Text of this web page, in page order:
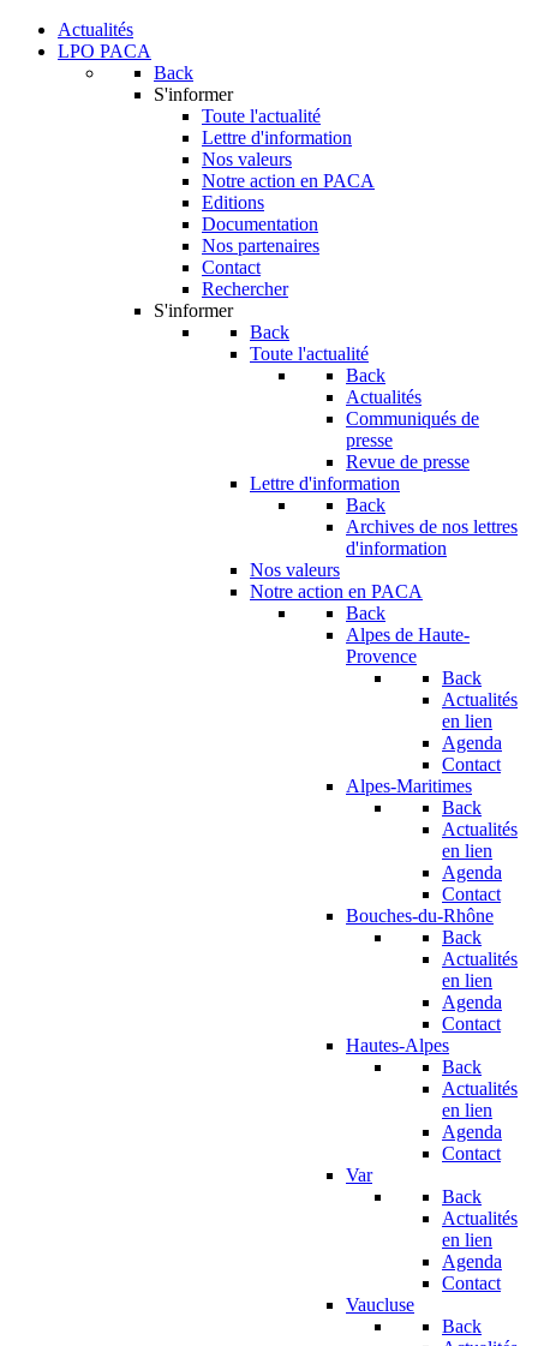
Actualités
LPO PACA
Back
S'informer
Toute l'actualité
Lettre d'information
Nos valeurs
Notre action en PACA
Editions
Documentation
Nos partenaires
Contact
Rechercher
S'informer
Back
Toute l'actualité
Back
Actualités
Communiqués de
presse
Revue de presse
Lettre d'information
Back
Archives de nos lettres
d'information
Nos valeurs
Notre action en PACA
Back
Alpes de Haute-
Provence
Back
Actualités
en lien
Agenda
Contact
Alpes-Maritimes
Back
Actualités
en lien
Agenda
Contact
Bouches-du-Rhône
Back
Actualités
en lien
Agenda
Contact
Hautes-Alpes
Back
Actualités
en lien
Agenda
Contact
Var
Back
Actualités
en lien
Agenda
Contact
Vaucluse
Back